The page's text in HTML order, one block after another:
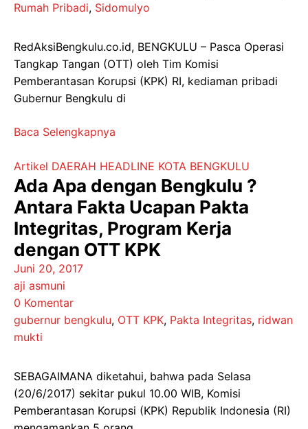
Rumah Pribadi, Sidomulyo
RedAksiBengkulu.co.id, BENGKULU – Pasca Operasi
Tangkap Tangan (OTT) oleh Tim Komisi
Pemberantasan Korupsi (KPK) RI, kediaman pribadi
Gubernur Bengkulu di
Baca Selengkapnya
Artikel DAERAH HEADLINE KOTA BENGKULU
Ada Apa dengan Bengkulu ?
Antara Fakta Ucapan Pakta
Integritas, Program Kerja
dengan OTT KPK
Juni 20, 2017
aji asmuni
0 Komentar
gubernur bengkulu, OTT KPK, Pakta Integritas, ridwan
mukti
SEBAGAIMANA diketahui, bahwa pada Selasa
(20/6/2017) sekitar pukul 10.00 WIB, Komisi
Pemberantasan Korupsi (KPK) Republik Indonesia (RI)